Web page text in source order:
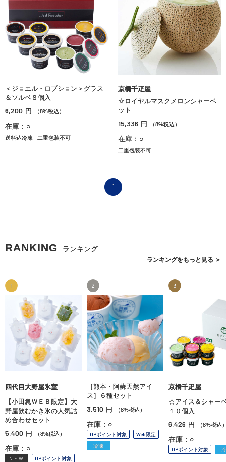
＜ジョエル・ロブション＞グラス
＆ソルベ８個入
6,200 円 （8%税込）
在庫：○
送料込冷凍 二重包装不可
京橋千疋屋
☆ロイヤルマスクメロンシャーベ
ット
15,336 円 （8%税込）
在庫：○
二重包装不可
1
RANKING ランキング
ランキングをもっと見る ＞
1
四代目大野屋氷室
【小田急ＷＥＢ限定】大
野屋飲むかき氷の人気詰
め合わせセット
5,400 円 （8%税込）
在庫：○
NEW
OPポイント対象
2
［熊本・阿蘇天然アイ
ス］６種セット
3,510 円 （8%税込）
在庫：○
OPポイント対象
Web限定
冷凍
3
京橋千疋屋
☆アイス＆シャー
１０個入
6,426 円 （8%税込
在庫：○
OPポイント対象